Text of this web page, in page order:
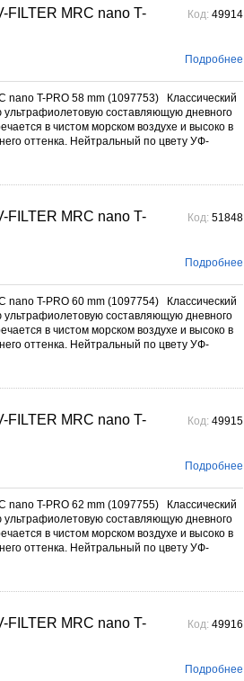
FILTER MRC nano T-
Код: 49914
Подробнее
nano T-PRO 58 mm (1097753) Классический
составляющую дневного
в чистом морском воздухе и высоко в
оттенка. Нейтральный по цвету УФ-
FILTER MRC nano T-
Код: 51848
Подробнее
nano T-PRO 60 mm (1097754) Классический
составляющую дневного
в чистом морском воздухе и высоко в
оттенка. Нейтральный по цвету УФ-
FILTER MRC nano T-
Код: 49915
Подробнее
nano T-PRO 62 mm (1097755) Классический
составляющую дневного
в чистом морском воздухе и высоко в
оттенка. Нейтральный по цвету УФ-
FILTER MRC nano T-
Код: 49916
Подробнее